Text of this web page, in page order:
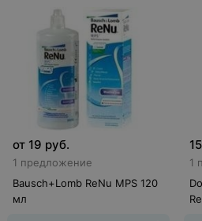
от 19 руб.
1 предложение
Bausch+Lomb ReNu MPS 120
мл
1